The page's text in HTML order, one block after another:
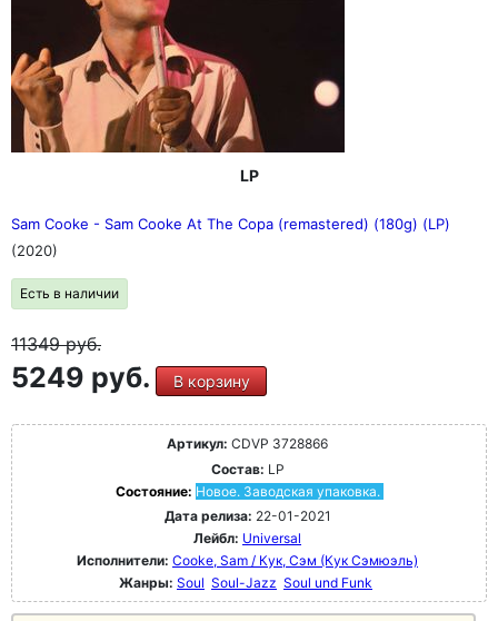
LP
Sam Cooke - Sam Cooke At The Copa (remastered) (180g) (LP)
(2020)
Есть в наличии
11349руб.
5249 руб. В корзину
Артикул: CDVP 3728866
Состав: LP
Состояние: Новое. Заводская упаковка.
Дата релиза: 22-01-2021
Лейбл: Universal
Исполнители: Cooke, Sam / Кук, Сэм (Кук Сэмюэль)
Жанры: Soul Soul-Jazz Soul und Funk